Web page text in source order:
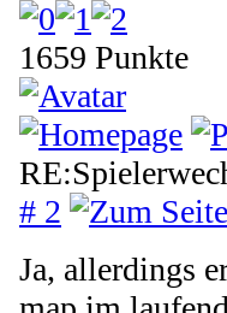
1659 Punkte
# 2
Ja, allerdings